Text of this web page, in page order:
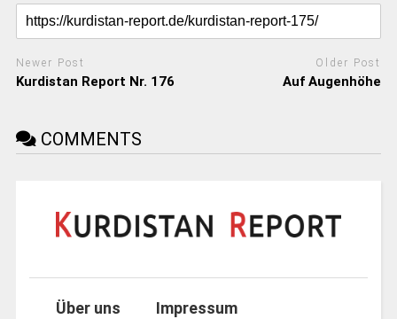
Newer Post
Kurdistan Report Nr. 176
Older Post
Auf Augenhöhe
COMMENTS
Über uns Impressum